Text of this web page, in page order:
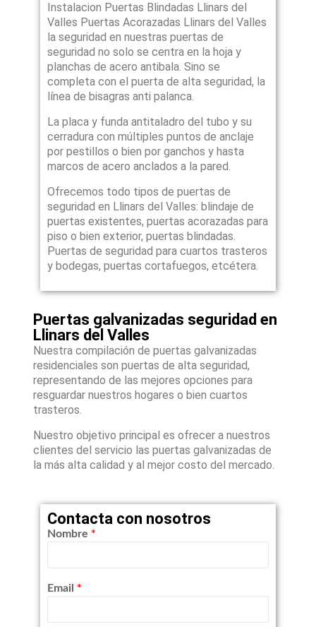
Instalacion Puertas Blindadas Llinars del
Valles Puertas Acorazadas Llinars del Valles
la seguridad en nuestras puertas de
seguridad no solo se centra en la hoja y
planchas de acero antibala. Sino se
completa con el puerta de alta seguridad, la
línea de bisagras anti palanca.
La placa y funda antitaladro del tubo y su
cerradura con múltiples puntos de anclaje
por pestillos o bien por ganchos y hasta
marcos de acero anclados a la pared.
Ofrecemos todo tipos de puertas de
seguridad en Llinars del Valles: blindaje de
puertas existentes, puertas acorazadas para
piso o bien exterior, puertas blindadas.
Puertas de seguridad para cuartos trasteros
y bodegas, puertas cortafuegos, etcétera.
Puertas galvanizadas seguridad en
Llinars del Valles
Nuestra compilación de puertas galvanizadas
residenciales son puertas de alta seguridad,
representando de las mejores opciones para
resguardar nuestros hogares o bien cuartos
trasteros.
Nuestro objetivo principal es ofrecer a nuestros
clientes del servicio las puertas galvanizadas de
la más alta calidad y al mejor costo del mercado.
Contacta con nosotros
Nombre *
Email *